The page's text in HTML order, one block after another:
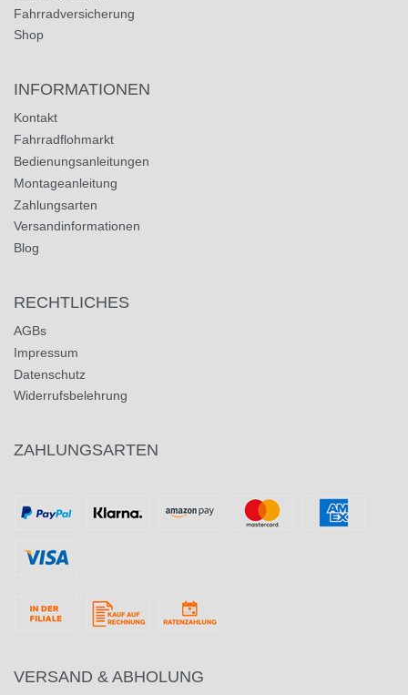
Fahrradversicherung
Shop
INFORMATIONEN
Kontakt
Fahrradflohmarkt
Bedienungsanleitungen
Montageanleitung
Zahlungsarten
Versandinformationen
Blog
RECHTLICHES
AGBs
Impressum
Datenschutz
Widerrufsbelehrung
ZAHLUNGSARTEN
VERSAND & ABHOLUNG